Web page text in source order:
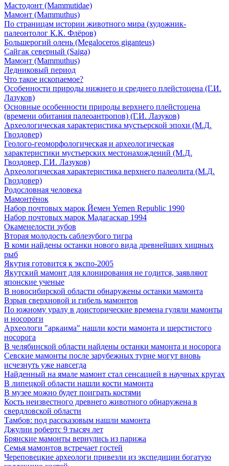
Мастодонт (Mammutidae)
Мамонт (Mammuthus)
По страницам истории животного мира (художник-
палеонтолог К.К. Флёров)
Большерогий олень (Megaloceros giganteus)
Сайгак северный (Saiga)
Мамонт (Mammuthus)
Ледниковый период
Что такое ископаемое?
Особенности природы нижнего и среднего плейстоцена (Г.И.
Лазуков)
Основные особенности природы верхнего плейстоцена
(времени обитания палеоантропов) (Г.И. Лазуков)
Археологическая характеристика мустьерской эпохи (М.Д.
Гвоздовер)
Геолого-геоморфологическая и археологическая
характеристики мустьерских местонахождений (М.Д.
Гвоздовер, Г.И. Лазуков)
Археологическая характеристика верхнего палеолита (М.Д.
Гвоздовер)
Родословная человека
Мамонтёнок
Набор почтовых марок Йемен Yemen Republic 1990
Набор почтовых марок Мадагаскар 1994
Окаменелости зубов
Вторая молодость саблезубого тигра
В коми найдены останки нового вида древнейших хищных
рыб
Якутия готовится к экспо-2005
Якутский мамонт для клонирования не годится, заявляют
японские ученые
В новосибирской области обнаружены останки мамонта
Взрыв сверхновой и гибель мамонтов
По южному уралу в доисторические времена гуляли мамонты
и носороги
Археологи "аркаима" нашли кости мамонта и шерстистого
носорога
В челябинской области найдены останки мамонта и носорога
Севские мамонты после зарубежных турне могут вновь
исчезнуть уже навсегда
Найденный на ямале мамонт стал сенсацией в научных кругах
В липецкой области нашли кости мамонта
В музее можно будет поиграть костями
Кость неизвестного древнего животного обнаружена в
свердловской области
Тамбов: под рассказовым нашли мамонта
Джулии робертс 9 тысяч лет
Брянские мамонты вернулись из парижа
Семья мамонтов встречает гостей
Череповецкие археологи привезли из экспедиции богатую